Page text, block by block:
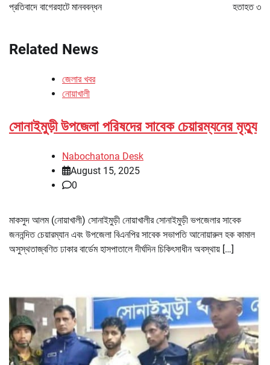
প্রতিবাদে বাগেরহাটে মানববন্ধন
হতাহত ৩
Related News
জেলার খবর
নোয়াখালী
সোনাইমুড়ী উপজেলা পরিষদের সাবেক চেয়ারম্যনের মৃত্যু
Nabochatona Desk
August 15, 2025
0
মাকসুদ আলম (নোয়াখালী) সোনাইমুড়ী নোয়াখালীর সোনাইমুড়ী ভপজেলার সাবেক
জননন্দিত চেয়ারম্যান এবং উপজেলা বিএনপির সাবেক সভাপতি আনোয়ারুল হক কামাল
অসুস্থতাজ্বণিত ঢাকার বার্ডেম হাসপাতালে দীর্ঘদিন চিকিৎসাধীন অবস্থায় […]